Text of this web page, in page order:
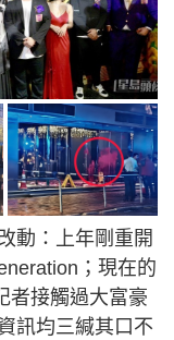
動：上年剛重開
；現在的
者接觸過大富豪
訊均三緘其口不